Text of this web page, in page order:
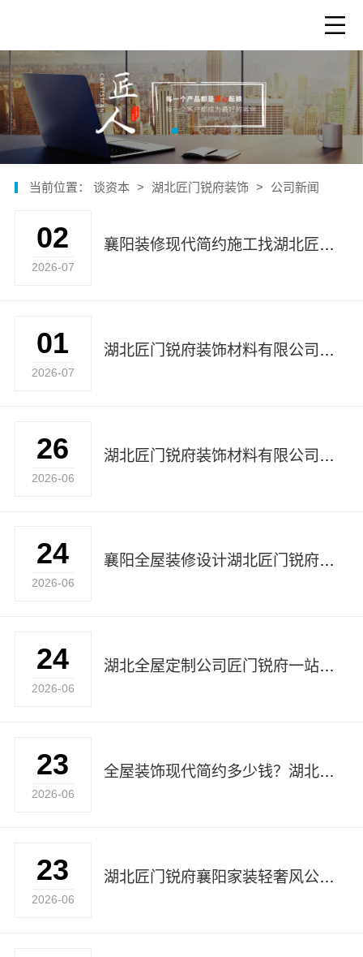
当前位置： 谈资本 > 湖北匠门锐府装饰 > 公司新闻
02
2026-07
襄阳装修现代简约施工找湖北匠门锐府装饰材料有限公司
01
2026-07
湖北匠门锐府装饰材料有限公司本地定制新中式设计
26
2026-06
湖北匠门锐府装饰材料有限公司轻奢风设计
24
2026-06
襄阳全屋装修设计湖北匠门锐府装饰材料有限公司
24
2026-06
湖北全屋定制公司匠门锐府一站式服务
23
2026-06
全屋装饰现代简约多少钱？湖北匠门锐府装饰材料有限公司
23
2026-06
湖北匠门锐府襄阳家装轻奢风公司推荐